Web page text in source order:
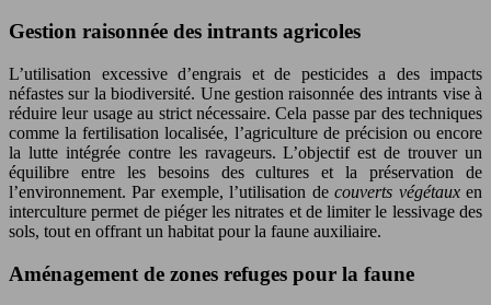
Gestion raisonnée des intrants agricoles
L’utilisation excessive d’engrais et de pesticides a des impacts
néfastes sur la biodiversité. Une gestion raisonnée des intrants vise à
réduire leur usage au strict nécessaire. Cela passe par des techniques
comme la fertilisation localisée, l’agriculture de précision ou encore
la lutte intégrée contre les ravageurs. L’objectif est de trouver un
équilibre entre les besoins des cultures et la préservation de
l’environnement. Par exemple, l’utilisation decouverts végétauxen
interculture permet de piéger les nitrates et de limiter le lessivage des
sols, tout en offrant un habitat pour la faune auxiliaire.
Aménagement de zones refuges pour la faune